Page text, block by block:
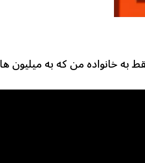
به خانواده من که به میلیون ها